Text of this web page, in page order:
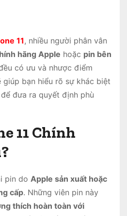
11, nhiều người phân vân
hãng Apple hoặc pin bên
có ưu và nhược điểm
giúp bạn hiểu rõ sự khác biệt
đưa ra quyết định phù
11 Chính
pin do Apple sản xuất hoặc
cấp. Những viên pin này
thích hoàn toàn với